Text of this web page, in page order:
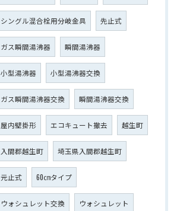
シングル混合栓用分岐金具 先止式
ガス瞬間湯沸器 瞬間湯沸器
小型湯沸器 小型湯沸器交換
ガス瞬間湯沸器交換 瞬間湯沸器交換
屋内壁掛形 エコキュート撤去 越生町
入間郡越生町 埼玉県入間郡越生町
元止式 60㎝タイプ
ウォシュレット交換 ウォシュレット